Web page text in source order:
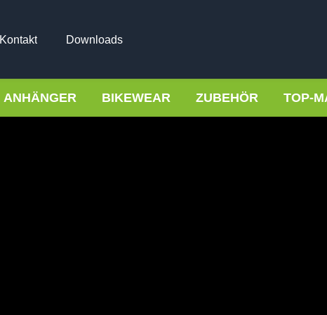
Kontakt Downloads
ANHÄNGER BIKEWEAR ZUBEHÖR TOP-